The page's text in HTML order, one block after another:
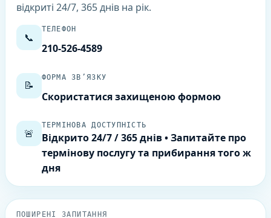
відкриті 24/7, 365 днів на рік.
📞
ТЕЛЕФОН
210-526-4589
📝
ФОРМА ЗВ’ЯЗКУ
Скористатися захищеною формою
🚨
ТЕРМІНОВА ДОСТУПНІСТЬ
Відкрито 24/7 / 365 днів • Запитайте про
термінову послугу та прибирання того ж
дня
ПОШИРЕНІ ЗАПИТАННЯ